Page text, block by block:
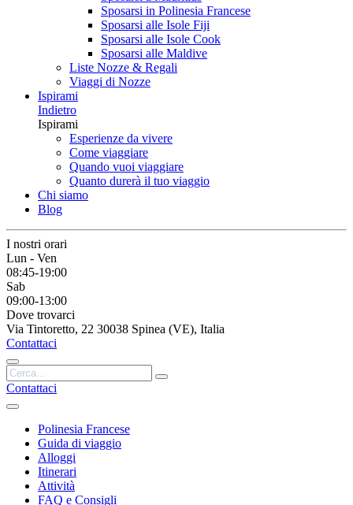
Sposarsi in Polinesia Francese
Sposarsi alle Isole Fiji
Sposarsi alle Isole Cook
Sposarsi alle Maldive
Liste Nozze & Regali
Viaggi di Nozze
Ispirami
Indietro
Ispirami
Esperienze da vivere
Come viaggiare
Quando vuoi viaggiare
Quanto durerà il tuo viaggio
Chi siamo
Blog
I nostri orari
Lun - Ven
08:45-19:00
Sab
09:00-13:00
Dove trovarci
Via Tintoretto, 22 30038 Spinea (VE), Italia
Contattaci
Contattaci
Polinesia Francese
Guida di viaggio
Alloggi
Itinerari
Attività
FAQ e Consigli